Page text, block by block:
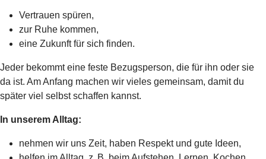
Vertrauen spüren,
zur Ruhe kommen,
eine Zukunft für sich finden.
Jeder bekommt eine feste Bezugsperson, die für ihn oder sie
da ist. Am Anfang machen wir vieles gemeinsam, damit du
später viel selbst schaffen kannst.
In unserem Alltag:
nehmen wir uns Zeit, haben Respekt und gute Ideen,